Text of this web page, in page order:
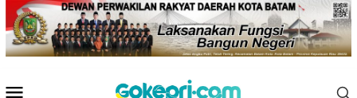
Loncat
ke
konten